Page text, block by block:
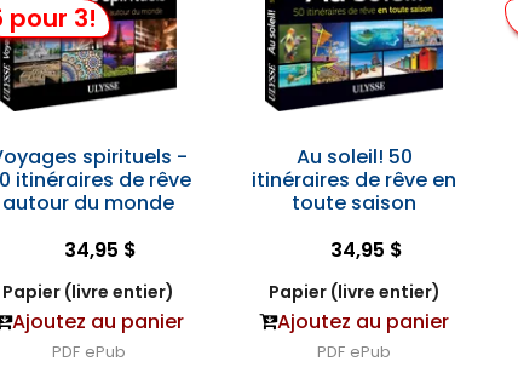
pour 3!
spirituels -
itinéraires de rêve
autour du monde
34,95 $
Papier (livre entier)
Ajoutez au panier
PDF ePub
Au soleil! 50
itinéraires de rêve en
toute saison
34,95 $
Papier (livre entier)
Ajoutez au panier
PDF ePub